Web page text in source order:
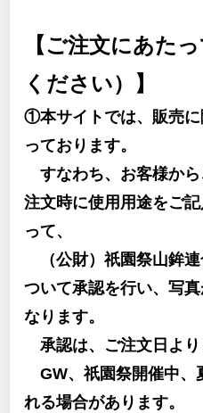
【ご注文にあた
ください）】
①本サイトでは、販売
っております。
すなわち、お客様か
注文時に使用用途をご
って、
（公財）祇園祭山鉾
ついて承認を行い、写
なります。
承認は、ご注文日より
GW、祇園祭開催中、
れる場合があります。